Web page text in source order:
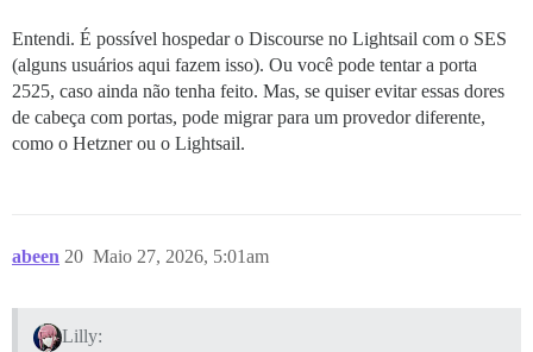
Entendi. É possível hospedar o Discourse no Lightsail com o SES
(alguns usuários aqui fazem isso). Ou você pode tentar a porta
2525, caso ainda não tenha feito. Mas, se quiser evitar essas dores
de cabeça com portas, pode migrar para um provedor diferente,
como o Hetzner ou o Lightsail.
abeen Maio 27, 2026, 5:01am
20
Lilly: